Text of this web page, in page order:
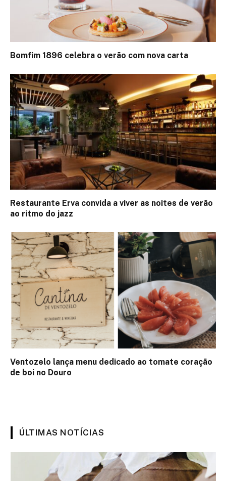
Bomfim 1896 celebra o verão com nova carta
Restaurante Erva convida a viver as noites de verão
ao ritmo do jazz
Ventozelo lança menu dedicado ao tomate coração
de boi no Douro
ÚLTIMAS NOTÍCIAS